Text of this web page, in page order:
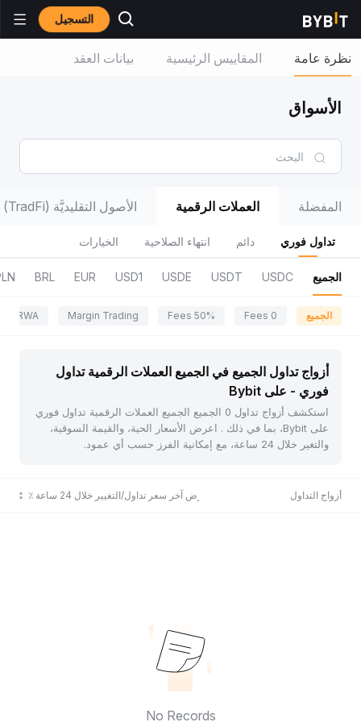
التسجيل
نظرة عامة المقاييس الرئيسية بيانات العقد
الأسواق
المفضلة العملات الرقمية الأصول التقليديَّة (TradFi)
تداول فوري دائم انتهاء الصلاحية الخيارات
الجميع USDC
USDT
USDE
USD1
EUR
BRL
الجميع 0 Fees
50% Fees
Margin Trading
RWA
أزواج تداول الجميع في الجميع العملات الرقمية تداول
فوري - على Bybit
استكشف أزواج تداول 0 الجميع الجميع العملات الرقمية تداول فوري
على Bybit، بما في ذلك . اعرض الأسعار الحية، والقيمة السوقية،
والتغير خلال 24 ساعة، مع إمكانية الفرز حسب أي عمود.
أزواج التداول عرض آخر سعر تداول/التغيير خلال 24 ساعة ٪
No Records